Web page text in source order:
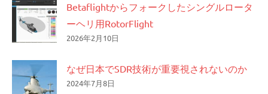
Betaflightからフォークしたシングルロータ
ーヘリ用RotorFlight
2026年2月10日
なぜ日本でSDR技術が重要視されないのか
2024年7月8日